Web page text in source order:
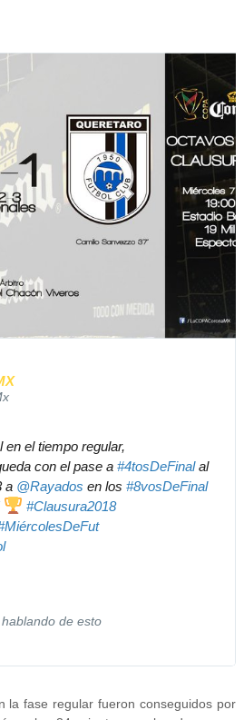
con el pase a #4tosDeFinal al
a @Rayados en los #8vosDeFinal
#Clausura2018
MiércolesDeFut
de esto
la fase regular fueron conseguidos por